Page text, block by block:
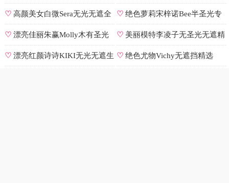
号
♡高颜美女白微Sera无光无遮全
集
♡ 绝色萝莉宋梓诺Bee半圣光专
辑
♡漂亮佳丽朱赢Molly木有圣光
原图
♡ 美丽模特李凌子无圣光无遮精
选
♡漂亮红颜诗诗KIKI无光无遮生 ♡ 绝色尤物Vichy无遮挡精选